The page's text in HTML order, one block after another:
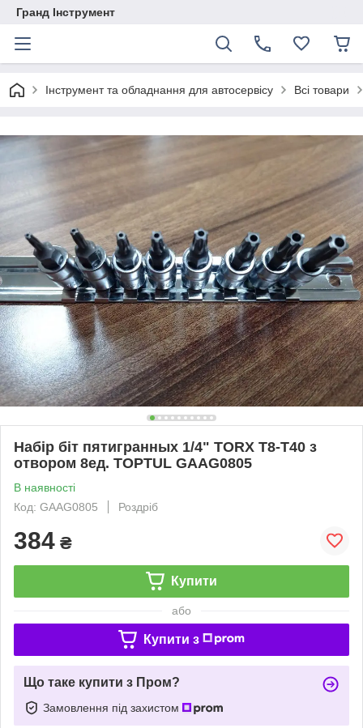
Гранд Інструмент
Інструмент та обладнання для автосервісу Всі товари
Набір біт пятигранных 1/4" TORX T8-T40 з
отвором 8ед. TOPTUL GAAG0805
В наявності
Код: GAAG0805
Роздріб
384 ₴
Купити
або
Купити з
Що таке купити з Пром?
Замовлення під захистом